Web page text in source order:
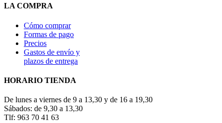
LA COMPRA
Cómo comprar
Formas de pago
Precios
Gastos de envío y
plazos de entrega
HORARIO TIENDA
De lunes a viernes de 9 a 13,30 y de 16 a 19,30
Sábados: de 9,30 a 13,30
Tlf: 963 70 41 63